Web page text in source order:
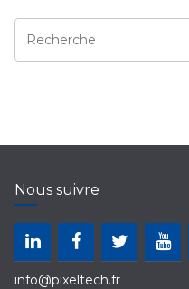
Nous suivre
info@pixeltech.fr